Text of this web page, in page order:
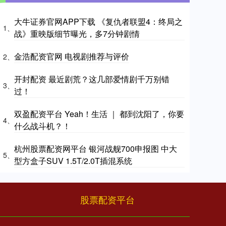
1、
大牛证券官网APP下载 《复仇者联盟4：终局之
战》重映版细节曝光，多7分钟剧情
2、 金浩配资官网 电视剧推荐与评价
3、
开封配资 最近剧荒？这几部爱情剧千万别错
过！
4、
双盈配资平台 Yeah！生活 ｜ 都到沈阳了，你要
什么战斗机？！
5、
杭州股票配资网平台 银河战舰700申报图 中大
型方盒子SUV 1.5T/2.0T插混系统
股票配资平台